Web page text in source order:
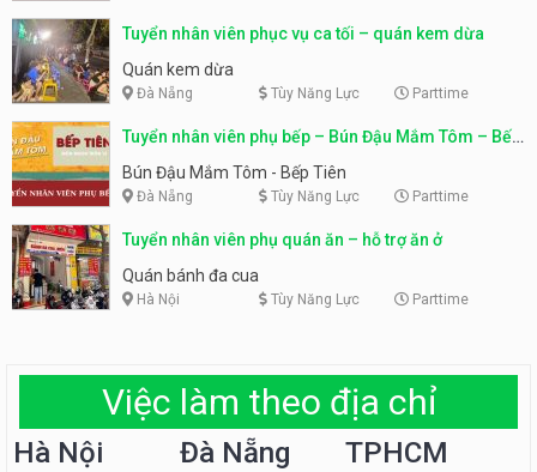
Tuyển nhân viên phục vụ ca tối – quán kem dừa
Quán kem dừa
Đà Nẵng Tùy Năng Lực Parttime
Tuyển nhân viên phụ bếp – Bún Đậu Mắm Tôm – Bếp
Tiên
Bún Đậu Mắm Tôm - Bếp Tiên
Đà Nẵng Tùy Năng Lực Parttime
Tuyển nhân viên phụ quán ăn – hỗ trợ ăn ở
Quán bánh đa cua
Hà Nội Tùy Năng Lực Parttime
Việc làm theo địa chỉ
Hà Nội Đà Nẵng TPHCM